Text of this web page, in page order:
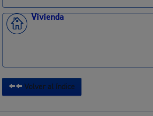
Vivienda
Volver al índice